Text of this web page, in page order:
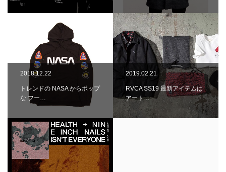
2018.12.22
トレンドの NASA からポップ
な フー…
2019.02.21
RVCA SS19 最新アイテムは
アート…